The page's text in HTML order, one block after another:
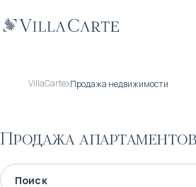
VillaCarte Продажа недвижимости
Продажа